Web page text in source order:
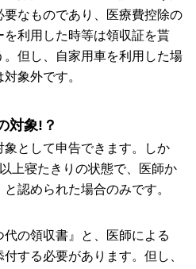
なものであり、医療費控除の
利用した時等は領収証を貰
但し、自家用車を利用した場
象外です。
対象!？
として申告できます。しか
上寝たきりの状態で、医師か
認められた場合のみです。
の領収書』と、医師による
する必要があります。但し、